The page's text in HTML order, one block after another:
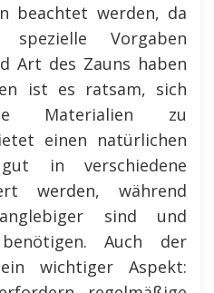
beachtet werden, da
spezielle Vorgaben
Art des Zauns haben
ist es ratsam, sich
Materialien zu
einen natürlichen
in verschiedene
werden, während
sind und
Auch der
wichtiger Aspekt: